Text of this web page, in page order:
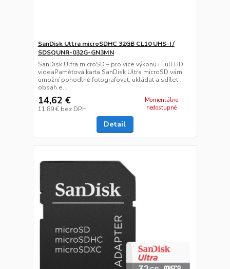
SanDisk Ultra microSDHC 32GB CL10 UHS-I /
SDSQUNR-032G-GN3MN
SanDisk Ultra microSD – pro více výkonu i Full HD
videaPaměťová karta SanDisk Ultra microSD vám
umožní pohodlně fotografovat, ukládat a sdílet
obsah e...
14,62 €
11,89 € bez DPH
Momentálne
nedostupné
Detail